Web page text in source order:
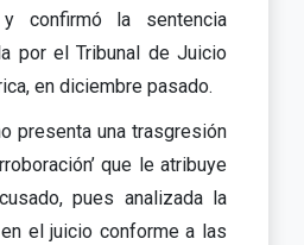
confirmó la sentencia
por el Tribunal de Juicio
en diciembre pasado.
presenta una trasgresión
que le atribuye
pues analizada la
el juicio conforme a las